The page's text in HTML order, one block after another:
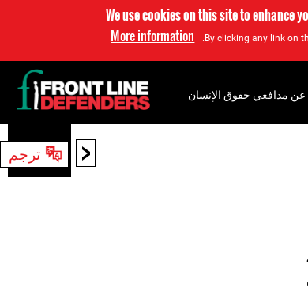
We use cookies on this site to enhance
By clicking any link on
More information
< ترجم
عن مدافعي حقوق الإنسان
بحث